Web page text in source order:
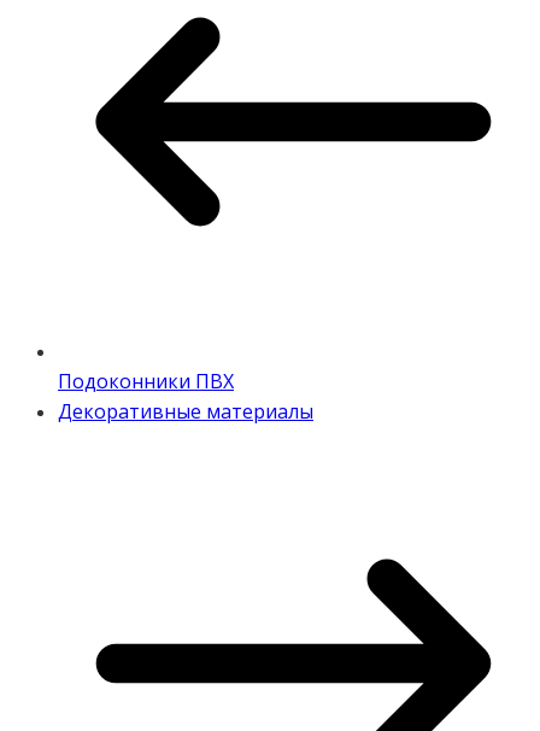
Подоконники ПВХ
Декоративные материалы